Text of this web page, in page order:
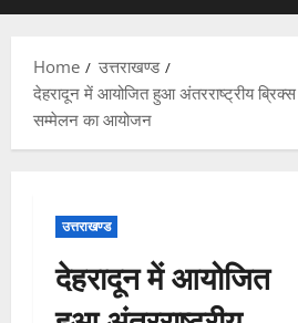
Home
उत्तराखण्ड
देहरादून में आयोजित हुआ अंतरराष्ट्रीय
सम्मेलन का आयोजन
उत्तराखण्ड
देहरादून में आयोजित